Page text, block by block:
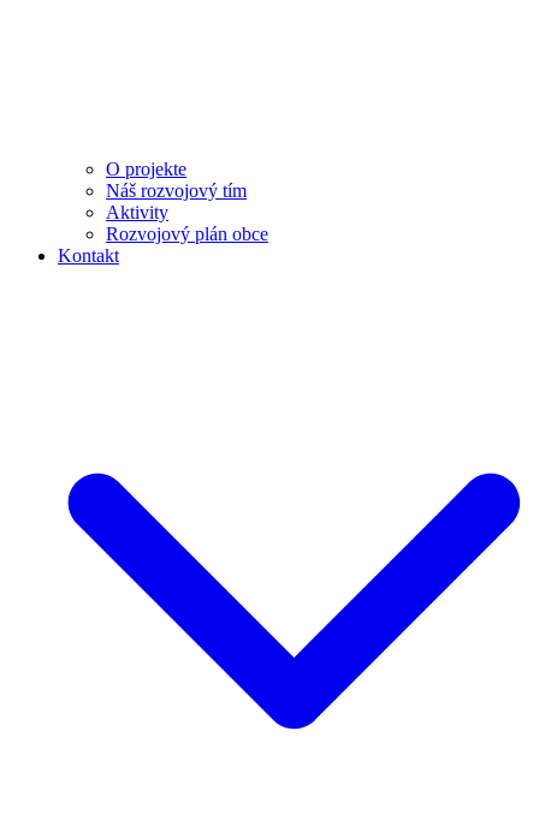
O projekte
Náš rozvojový tím
Aktivity
Rozvojový plán obce
Kontakt